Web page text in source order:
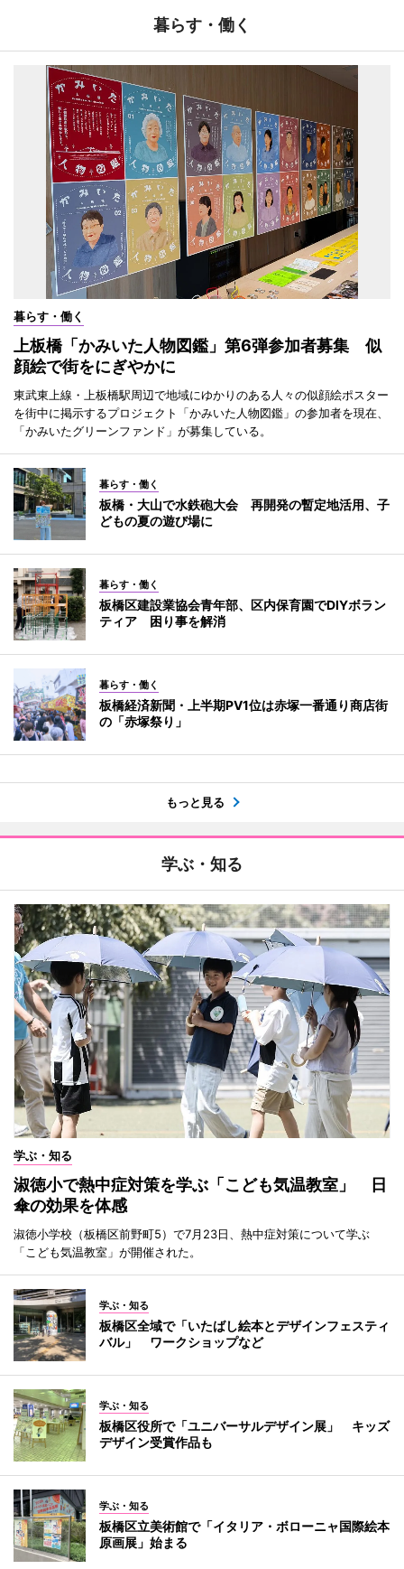
暮らす・働く
暮らす・働く
上板橋「かみいた人物図鑑」第6弾参加者募集 似
顔絵で街をにぎやかに
東武東上線・上板橋駅周辺で地域にゆかりのある人々の似顔絵ポスター
を街中に掲示するプロジェクト「かみいた人物図鑑」の参加者を現在、
「かみいたグリーンファンド」が募集している。
暮らす・働く
板橋・大山で水鉄砲大会 再開発の暫定地活用、子
どもの夏の遊び場に
暮らす・働く
板橋区建設業協会青年部、区内保育園でDIYボラン
ティア 困り事を解消
暮らす・働く
板橋経済新聞・上半期PV1位は赤塚一番通り商店街
の「赤塚祭り」
もっと見る
学ぶ・知る
学ぶ・知る
淑徳小で熱中症対策を学ぶ「こども気温教室」 日
傘の効果を体感
淑徳小学校（板橋区前野町5）で7月23日、熱中症対策について学ぶ
「こども気温教室」が開催された。
学ぶ・知る
板橋区全域で「いたばし絵本とデザインフェスティ
バル」 ワークショップなど
学ぶ・知る
板橋区役所で「ユニバーサルデザイン展」 キッズ
デザイン受賞作品も
学ぶ・知る
板橋区立美術館で「イタリア・ボローニャ国際絵本
原画展」始まる